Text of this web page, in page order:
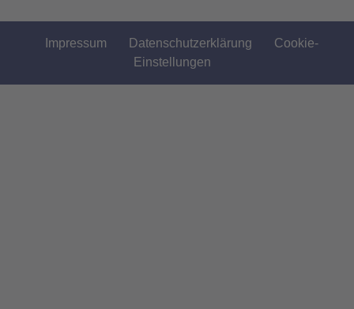
Impressum Datenschutzerklärung
Cookie-
Einstellungen